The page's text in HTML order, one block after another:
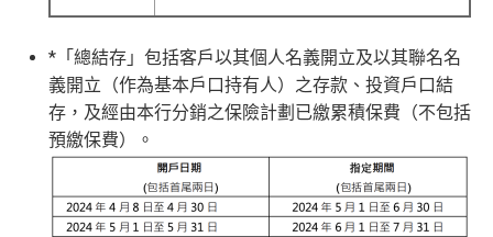
*「總結存」包括客戶以其個人名義開立及以其聯名名
義開立（作為基本戶口持有人）之存款、投資戶口結
存，及經由本行分銷之保險計劃已繳累積保費（不包括
預繳保費）。